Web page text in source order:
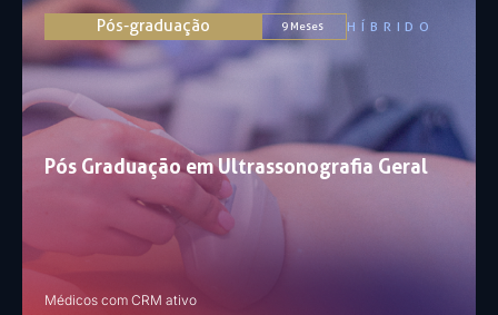
Pós Graduação em Ultrassonografia Geral
Médicos com CRM ativo​
Pós-graduação 9 Meses HÍBRIDO